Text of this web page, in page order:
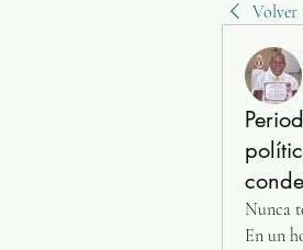
Volver
Nunca
En un